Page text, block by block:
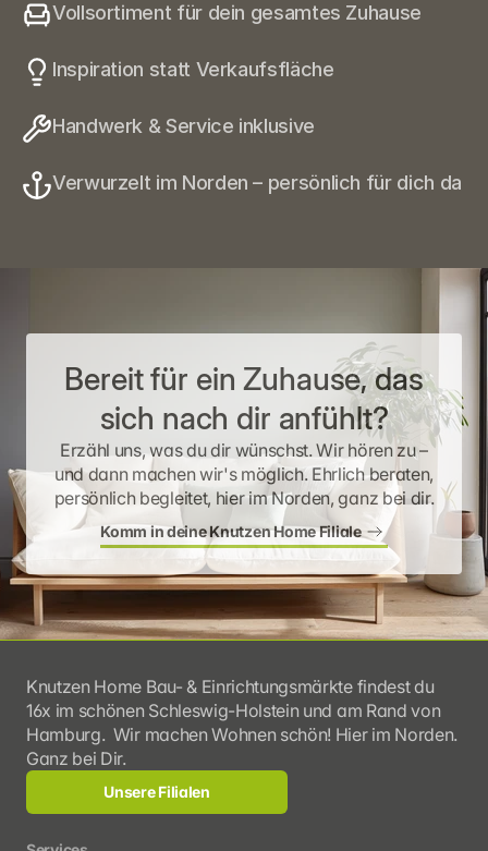
Vollsortiment für dein gesamtes Zuhause
Inspiration statt Verkaufsfläche
Handwerk & Service inklusive
Verwurzelt im Norden – persönlich für dich da
Bereit für ein Zuhause, das
sich nach dir anfühlt?
Erzähl uns, was du dir wünschst. Wir hören zu –
und dann machen wir's möglich. Ehrlich beraten,
persönlich begleitet, hier im Norden, ganz bei dir.
Komm in deine Knutzen Home Filiale
Knutzen Home Bau- & Einrichtungsmärkte findest du
16x im schönen Schleswig-Holstein und am Rand von
Hamburg.  Wir machen Wohnen schön! Hier im Norden.
Ganz bei Dir.
Unsere Filialen